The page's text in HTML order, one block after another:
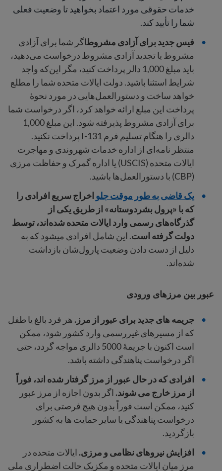
خدمات حقوقی مورد اعتماد بخواهید تا وضعیت فعلی
شما را تأیید کند.
فیس جدید برای آزادی مشروطاگر شما برای آزادی
مشروط یا تجدید آزادی مشروط درخواست می‌دهید،
باید مبلغ 1,000 دالر پرداخت کنید، مگر این‌که واجد
شرایط استثنا باشید. دولت ایالات متحده شما را مطلع
خواهد ساخت و دستورالعمل‌هایی در مورد نحوهٔ
پرداخت این مبلغ ارائه خواهد کرد، اگر درخواست شما
برای آزادی مشروط پذیرفته شود. این مبلغ 1,000
دالری را هنگام تسلیم فرم I-131 پرداخت نکنید.
منتظر نامه‌ای از اداره خدمات شهروندی و مهاجرت
ایالات متحده (USCIS) یا اداره گمرک و حفاظت مرزی
(CBP) با دستورالعمل‌ها باشید.
یک قاضی به طور موقت جلو اخراج سریع افرادی را
که با «پرول بشردوستانه» از طریق یکی از
گذرگاه‌های رسمی وارد ایالات متحده شده‌اند، توسط
دولت گرفته است. این شامل افرادی میشود که به
دلیل از دست دادن وضعیت پارول‌شان بازداشت
شده‌اند.
عبور بین مرزهای ورودی
جریمه های جدید برای عبور از مرز.هر فرد بالغ یا طفل
که از مسیرهای غیررسمی وارد کشور شود، ممکن
است اکنون با جریمهٔ 5000 دالری مواجه گردد، حتی
اگر درخواست پناهندگی داشته باشد.
افرادی که در حال عبور از مرز گرفتار شده اند، فوراً
از مرز خارج می شوند.اگر بدون اجازه از مرز عبور
کنید، ممکن است فوراً بدون هیچ فرصتی برای
درخواست پناهندگی یا سایر حمایت ها به کشور
بازگردید.
افزایش نیروهای نظامی و مرزی.ایالات متحده در
مرز میان ایالات متحده و مکزیک حالت اضطراری ملی